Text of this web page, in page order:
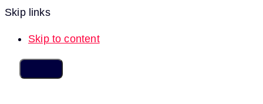
Skip links
Skip to content